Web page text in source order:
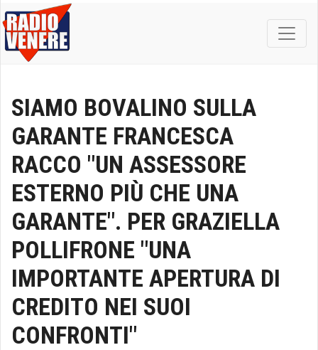
SIAMO BOVALINO SULLA
GARANTE FRANCESCA
RACCO "UN ASSESSORE
ESTERNO PIÙ CHE UNA
GARANTE". PER GRAZIELLA
POLLIFRONE "UNA
IMPORTANTE APERTURA DI
CREDITO NEI SUOI
CONFRONTI"